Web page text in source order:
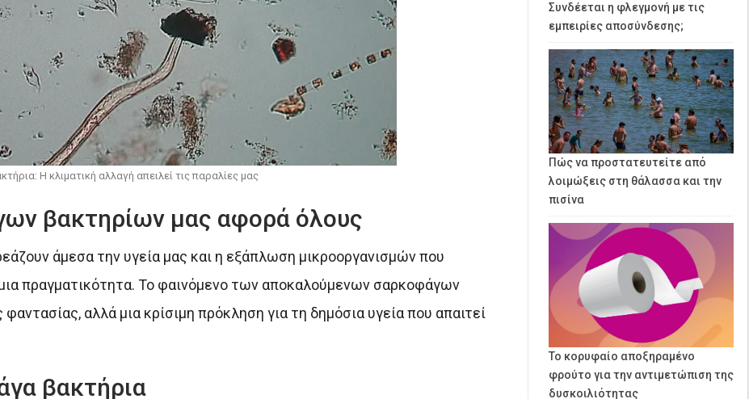
Η κλιματική αλλαγή απειλεί τις παραλίες μας
βακτηρίων μας αφορά όλους
άμεσα την υγεία μας και η εξάπλωση μικροοργανισμών που
πραγματικότητα. Το φαινόμενο των αποκαλούμενων σαρκοφάγων
αλλά μια κρίσιμη πρόκληση για τη δημόσια υγεία που απαιτεί
βακτήρια
Συνδέεται η φλεγμονή με τις
εμπειρίες αποσύνδεσης;
Πώς να προστατευτείτε από
λοιμώξεις στη θάλασσα και την
πισίνα
Το κορυφαίο αποξηραμένο
φρούτο για την αντιμετώπιση της
δυσκοιλιότητας